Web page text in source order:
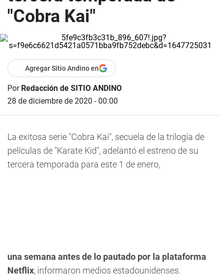
"Cobra Kai"
Agregar Sitio Andino en
Por Redacción de SITIO ANDINO
28 de diciembre de 2020 - 00:00
La exitosa serie "Cobra Kai", secuela de la trilogía de
películas de "Karate Kid", adelantó el estreno de su
tercera temporada para este 1 de enero,
una semana antes de lo pautado por la plataforma
Netflix, informaron medios estadounidenses.